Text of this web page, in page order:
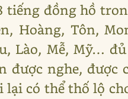
đồng hồ
Hoàng, Tôn,
Lào, Mễ, Mỹ…
được nghe, được
có thể thố lộ